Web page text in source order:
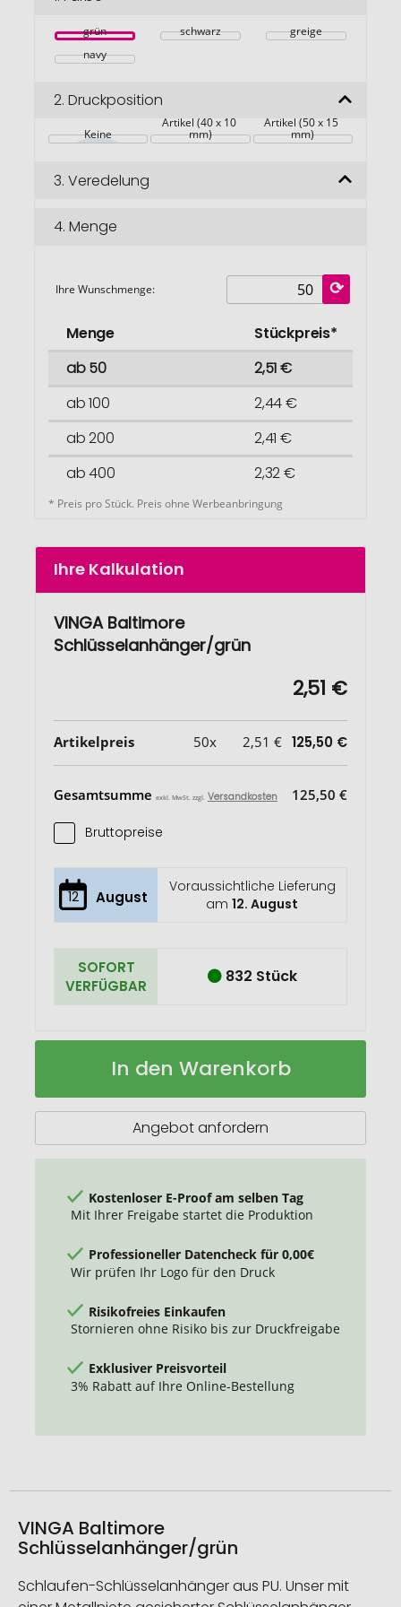
grün schwarz
greige
navy
2. Druckposition
Keine
Artikel (40 x 10
mm)
Artikel (50 x 15
mm)
3. Veredelung
4. Menge
Ihre Wunschmenge:
Menge
Stückpreis*
ab 50
2,51 €
ab 100
2,44 €
ab 200
2,41 €
ab 400
2,32 €
* Preis pro Stück. Preis ohne Werbeanbringung
Ihre Kalkulation
VINGA Baltimore
Schlüsselanhänger/grün
2,51 €
Artikelpreis 50x 2,51 € 125,50 €
Gesamtsumme exkl. MwSt. zzgl. Versandkosten 125,50 €
Bruttopreise
12 August
Voraussichtliche Lieferung
am12. August
SOFORT
VERFÜGBAR
832 Stück
VINGA
Auf
In den Warenkorb
Angebot anfordern
Kostenloser E-Proof am selben Tag
Mit Ihrer Freigabe startet die Produktion
Professioneller Datencheck für 0,00€
Wir prüfen Ihr Logo für den Druck
Risikofreies Einkaufen
Stornieren ohne Risiko bis zur Druckfreigabe
Exklusiver Preisvorteil
3% Rabatt auf Ihre Online-Bestellung
VINGA Baltimore
Schlüsselanhänger/grün
Schlaufen-Schlüsselanhänger aus PU. Unser mit